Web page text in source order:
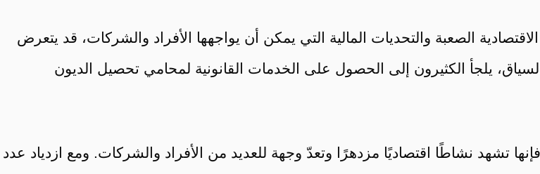
الصعبة والتحديات المالية التي يمكن أن يواجهها الأفراد والشركات، قد يتعرض
يلجأ الكثيرون إلى الحصول على الخدمات القانونية لمحامي تحصيل الديون
تشهد نشاطًا اقتصاديًا مزدهرًا وتعدّ وجهة للعديد من الأفراد والشركات. ومع ازدياد عدد